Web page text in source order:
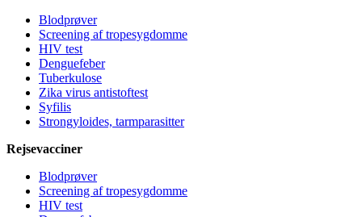
Blodprøver
Screening af tropesygdomme
HIV test
Denguefeber
Tuberkulose
Zika virus antistoftest
Syfilis
Strongyloides, tarmparasitter
Rejsevacciner
Blodprøver
Screening af tropesygdomme
HIV test